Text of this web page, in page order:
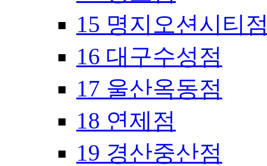
15 명지오션시티
16 대구수성점
17 울산옥동점
18 연제점
19 경산중산점